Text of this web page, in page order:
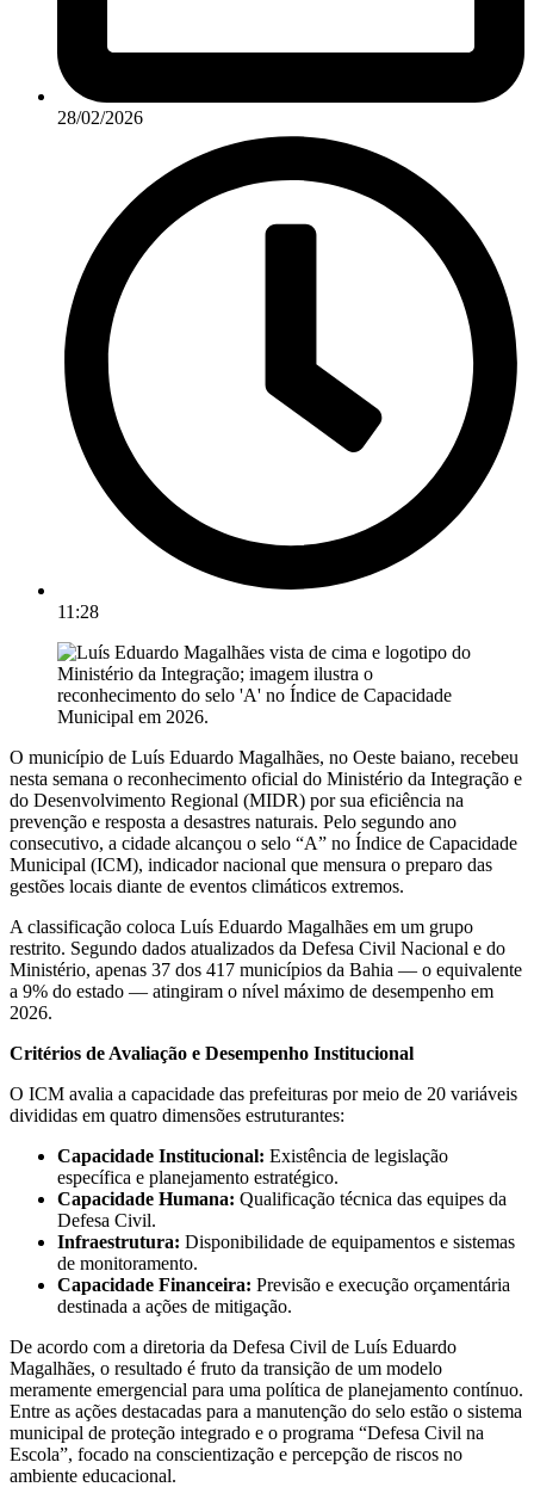
28/02/2026
11:28
O município de Luís Eduardo Magalhães, no Oeste baiano, recebeu
nesta semana o reconhecimento oficial do Ministério da Integração e
do Desenvolvimento Regional (MIDR) por sua eficiência na
prevenção e resposta a desastres naturais. Pelo segundo ano
consecutivo, a cidade alcançou o selo “A” no Índice de Capacidade
Municipal (ICM), indicador nacional que mensura o preparo das
gestões locais diante de eventos climáticos extremos.
A classificação coloca Luís Eduardo Magalhães em um grupo
restrito. Segundo dados atualizados da Defesa Civil Nacional e do
Ministério, apenas 37 dos 417 municípios da Bahia — o equivalente
a 9% do estado — atingiram o nível máximo de desempenho em
2026.
Critérios de Avaliação e Desempenho Institucional
O ICM avalia a capacidade das prefeituras por meio de 20 variáveis
divididas em quatro dimensões estruturantes:
Capacidade Institucional: Existência de legislação
específica e planejamento estratégico.
Capacidade Humana: Qualificação técnica das equipes da
Defesa Civil.
Infraestrutura: Disponibilidade de equipamentos e sistemas
de monitoramento.
Capacidade Financeira: Previsão e execução orçamentária
destinada a ações de mitigação.
De acordo com a diretoria da Defesa Civil de Luís Eduardo
Magalhães, o resultado é fruto da transição de um modelo
meramente emergencial para uma política de planejamento contínuo.
Entre as ações destacadas para a manutenção do selo estão o sistema
municipal de proteção integrado e o programa “Defesa Civil na
Escola”, focado na conscientização e percepção de riscos no
ambiente educacional.